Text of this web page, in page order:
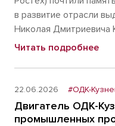
в развитие отрасли
Николая Дмитриевича
Читать подробнее
22.06.2026 #ОДК-
Двигатель ОДК-
промышленных